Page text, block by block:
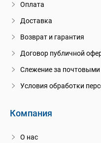
Оплата
Доставка
Возврат и гарантия
Договор публичной
Слежение за
Условия обработки
Компания
О нас